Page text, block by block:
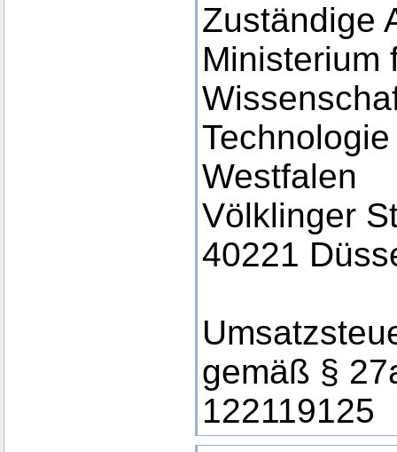
Zuständige
Ministerium
Westfalen
Völklinger
40221
gemäß §
122119125